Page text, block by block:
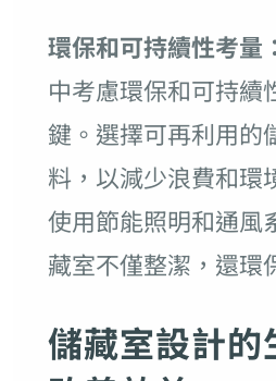
環保和可持續性考量：
中考慮環保和可持續
鍵。選擇可再利用的
料，以減少浪費和環
使用節能照明和通風
藏室不僅整潔，還環
儲藏室設計的